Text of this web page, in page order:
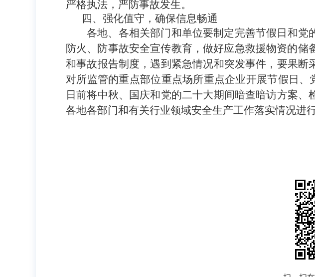
严格执法 ，严防事故发生。
四、强化值守，确保信息畅通
各地、各相关部门和单位要制定完善节假日和党
防火、防事故安全宣传教育，做好应急救援物资的
和事故报告制度，遇到紧急情况和突发事件，要果
对所监管的重点部位重点场所重点企业开展节假日
日前将中秋、国庆和党的二十大期间暗查暗访方案
各地各部门和有关行业领域安全生产工作落实情况进行